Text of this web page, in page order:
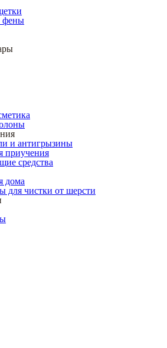
фены
и антигрызины
приучения
средства
дома
для чистки от шерсти